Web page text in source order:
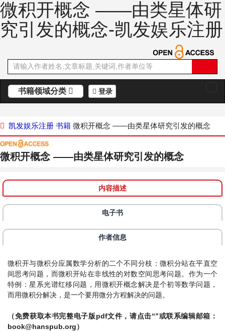
微积开概念 ——由类星体研
究引发的概念-凯发娱乐注册
书籍领域分类 登录
换
凯发娱乐注册 书籍 微积开概念 ——由类星体研究引发的概念
微积开概念 ——由类星体研究引发的概念
内容描述
电子书
作者信息
微积开与微积分应属数学分析的二个不同分枝：微积分站在平直空
间思考问题，而微积开站在非线性的对数空间思考问题。作为一个
特例：星系光谱红移问题，用微积开概念解决是个初等数学问题，
而用微积分解决，是一个要用微分方程解决的问题。
（免费获取本书完整电子版pdf文件，请点击“”或联系编辑邮箱：
book@hanspub.org）